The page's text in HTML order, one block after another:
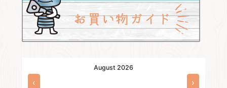
August 2026
‹ ›